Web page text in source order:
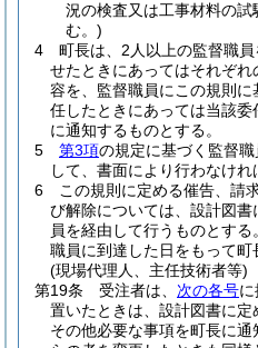
況の検査又は工事材料の試
む。)
4
町長は、2人以上の監督職員
せたときにあってはそれぞ
容を、監督職員にこの規則
任したときにあっては当該
に通知するものとする。
5
第3項の規定に基づく監督
して、書面により行わなけれ
6
この規則に定める催告、請
び解除については、設計図
員を経由して行うものとする。
職員に到達した日をもって町
(現場代理人、主任技術者等)
第19条
受注者は、 次の各号
置いたときは、設計図書に
その他必要な事項を町長に通